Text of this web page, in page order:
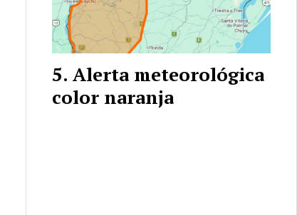
Alerta meteorológica
color naranja